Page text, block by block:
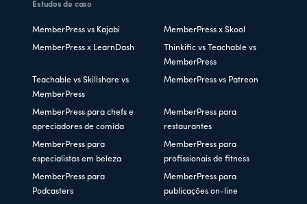
Estudos de caso
MemberPress vs Kajabi MemberPress x Skool
MemberPress x LearnDash
Thinkific vs Teachable vs
MemberPress
Teachable vs Skillshare vs
MemberPress
MemberPress vs Patreon
MemberPress para chefs e
apreciadores de comida
MemberPress para
restaurantes
MemberPress para
especialistas em beleza
MemberPress para
profissionais de fitness
MemberPress para
Podcasters
MemberPress para
publicações on-line